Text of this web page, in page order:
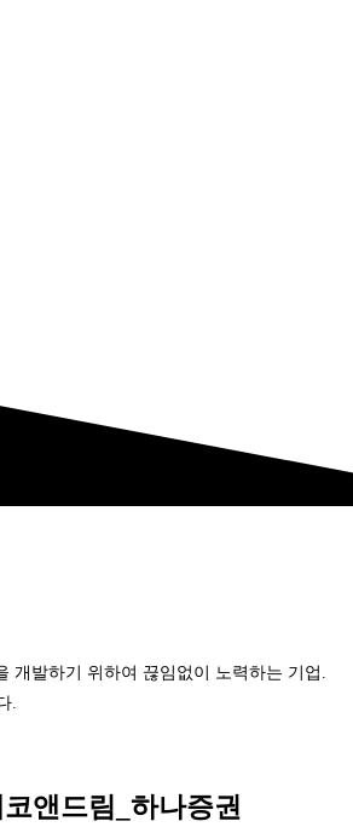
개발하기 위하여 끊임없이 노력하는 기업.
.
앤드림_하나증권